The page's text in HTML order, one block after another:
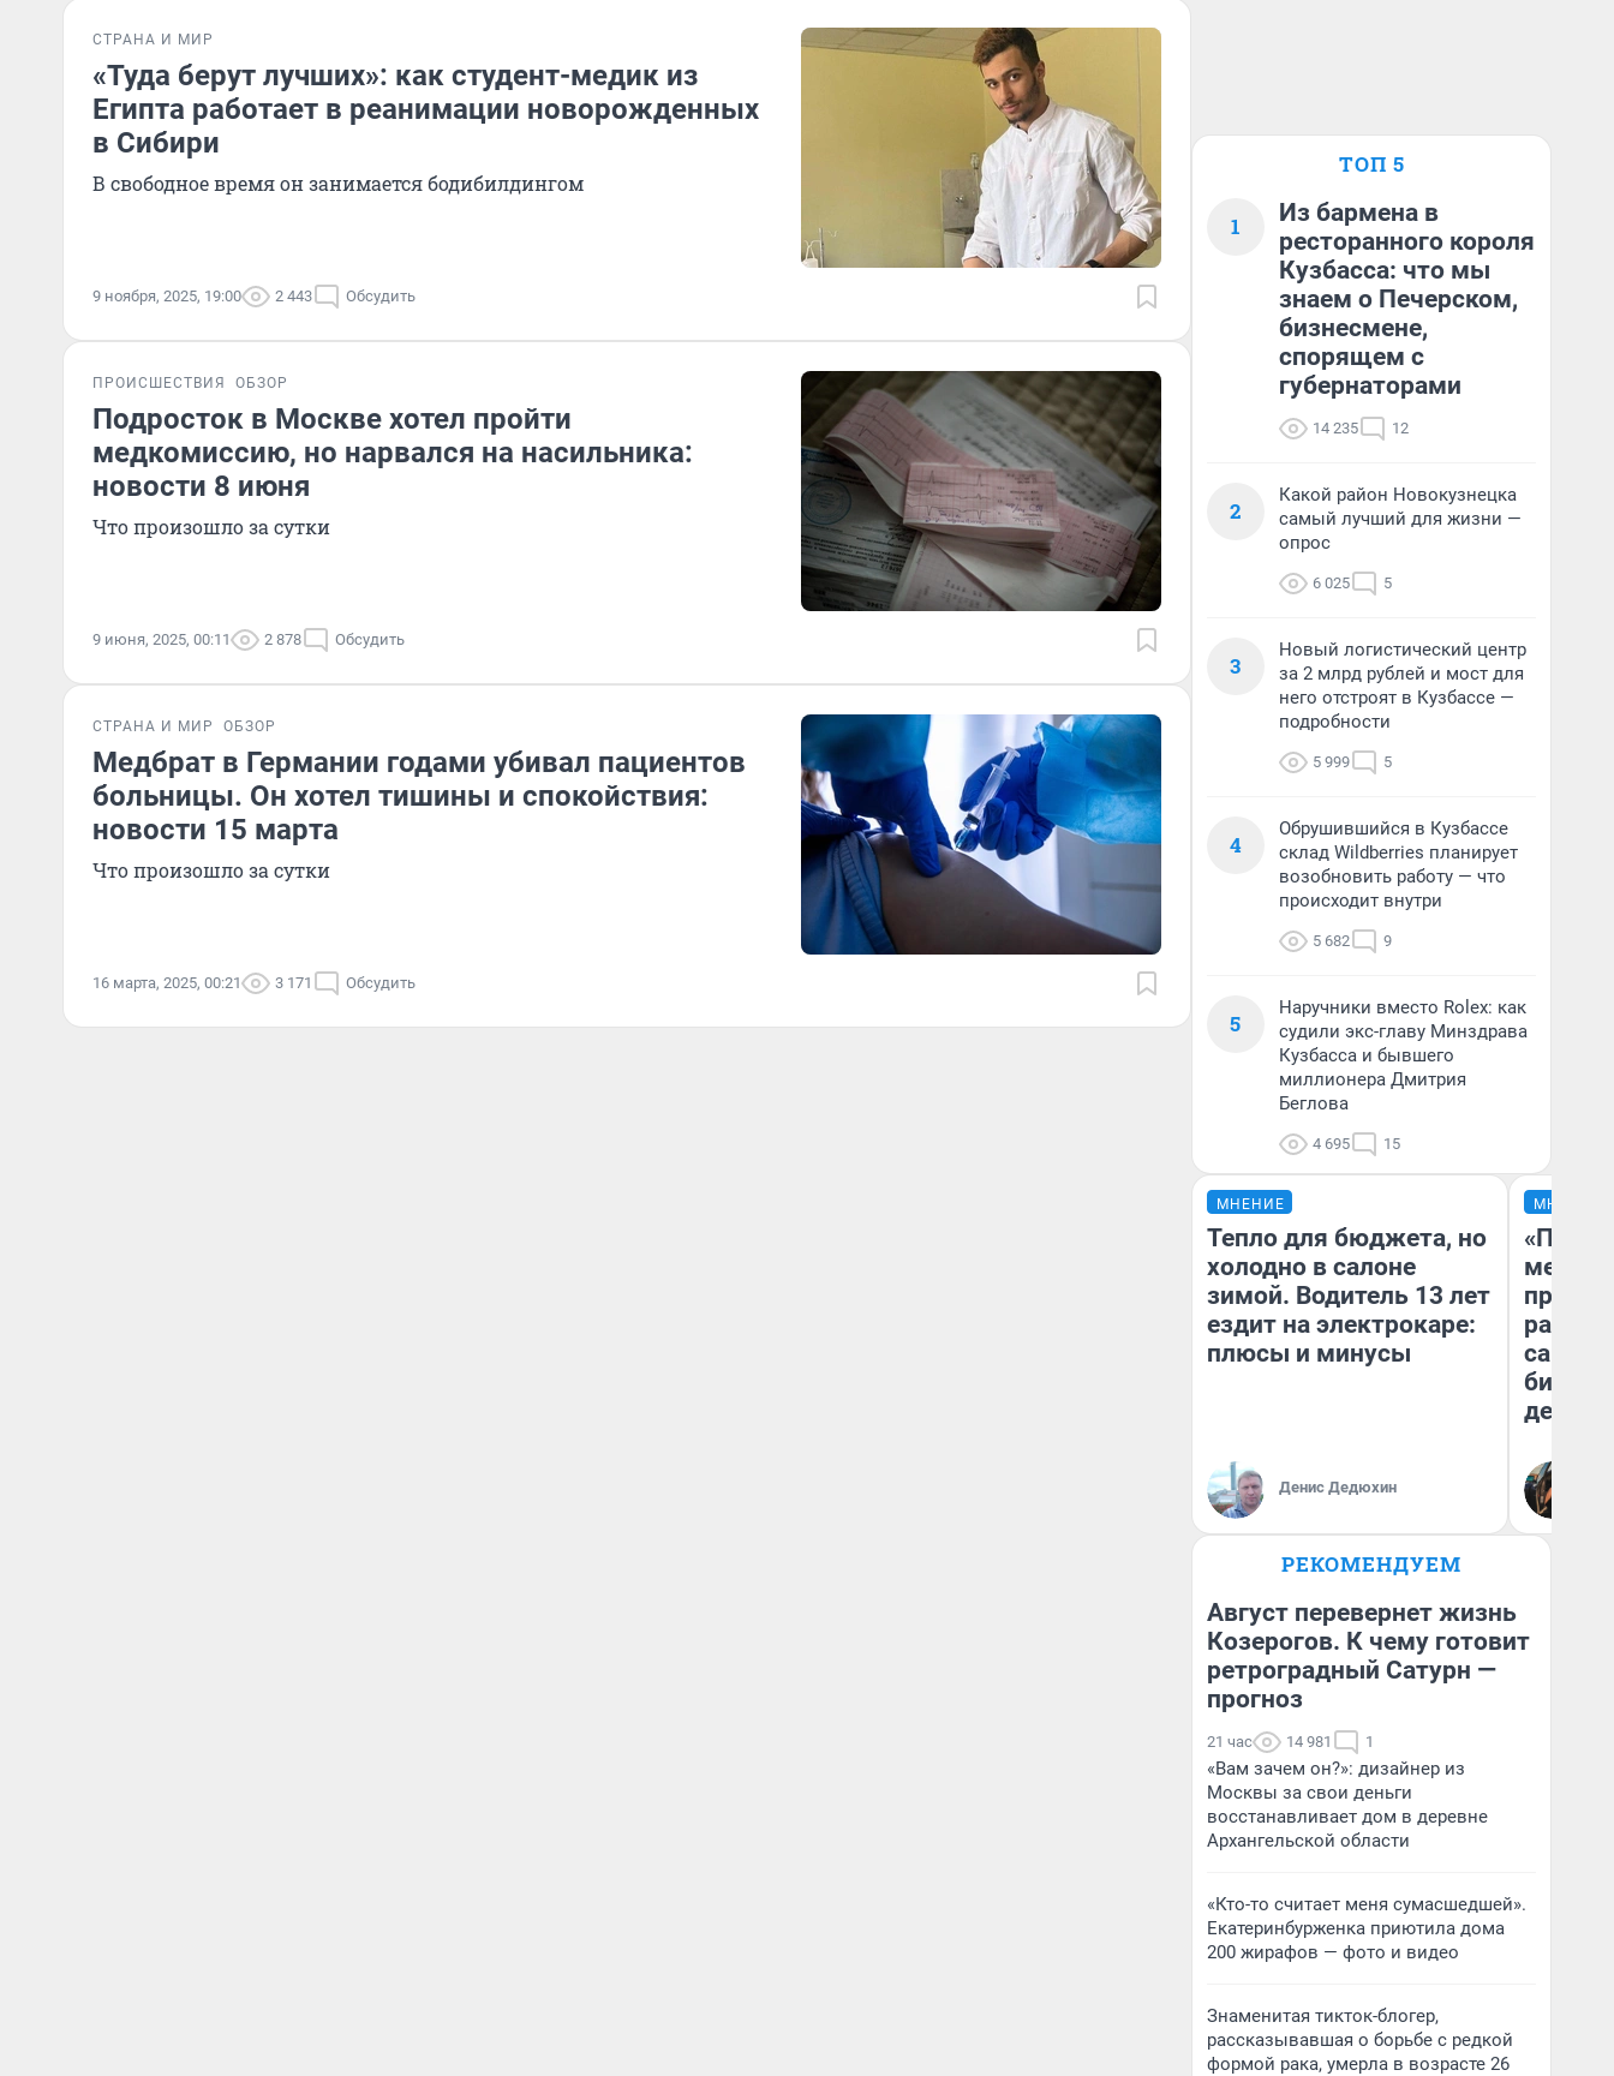
СТРАНА И МИР
«Туда берут лучших»: как студент-медик из
Египта работает в реанимации новорожденных
в Сибири
В свободное время он занимается бодибилдингом
9 ноября, 2025, 19:00 2 443 Обсудить
ПРОИСШЕСТВИЯ ОБЗОР
Подросток в Москве хотел пройти
медкомиссию, но нарвался на насильника:
новости 8 июня
Что произошло за сутки
9 июня, 2025, 00:11 2 878 Обсудить
СТРАНА И МИР ОБЗОР
Медбрат в Германии годами убивал пациентов
больницы. Он хотел тишины и спокойствия:
новости 15 марта
Что произошло за сутки
16 марта, 2025, 00:21 3 171 Обсудить
ТОП 5
1
Из бармена в
ресторанного короля
Кузбасса: что мы
знаем о Печерском,
бизнесмене,
спорящем с
губернаторами
14 235 12
2
Какой район Новокузнецка
самый лучший для жизни —
опрос
6 025 5
3
Новый логистический центр
за 2 млрд рублей и мост для
него отстроят в Кузбассе —
подробности
5 999 5
4
Обрушившийся в Кузбассе
склад Wildberries планирует
возобновить работу — что
происходит внутри
5 682 9
5
Наручники вместо Rolex: как
судили экс-главу Минздрава
Кузбасса и бывшего
миллионера Дмитрия
Беглова
4 695 15
МНЕНИЕ
Тепло для бюджета, но
холодно в салоне
зимой. Водитель 13 лет
ездит на электрокаре:
плюсы и минусы
Денис Дедюхин
МНЕНИЕ
самом
РЕКОМЕНДУЕМ
Август перевернет жизнь
Козерогов. К чему готовит
ретроградный Сатурн —
прогноз
21 час 14 981 1
«Вам зачем он?»: дизайнер из
Москвы за свои деньги
восстанавливает дом в деревне
Архангельской области
«Кто-то считает меня сумасшедшей».
Екатеринбурженка приютила дома
200 жирафов — фото и видео
Знаменитая тикток-блогер,
рассказывавшая о борьбе с редкой
формой рака, умерла в возрасте 26